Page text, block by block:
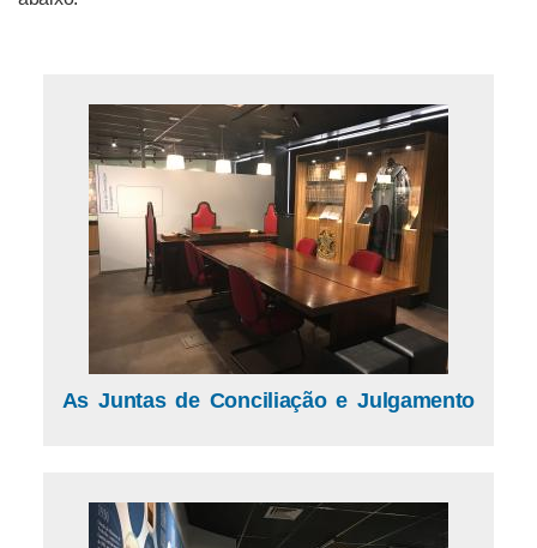
As Juntas de Conciliação e Julgamento